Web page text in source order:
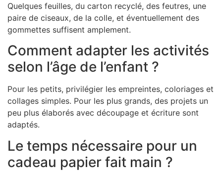
Quelques feuilles, du carton recyclé, des feutres, une
paire de ciseaux, de la colle, et éventuellement des
gommettes suffisent amplement.
Comment adapter les activités
selon l’âge de l’enfant ?
Pour les petits, privilégier les empreintes, coloriages et
collages simples. Pour les plus grands, des projets un
peu plus élaborés avec découpage et écriture sont
adaptés.
Le temps nécessaire pour un
cadeau papier fait main ?